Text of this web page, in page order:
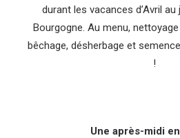
durant les vacances d’Avril
Bourgogne. Au menu,
bêchage, désherbage et
!
Une après-midi